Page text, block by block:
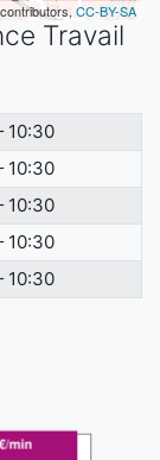
contributors, CC-BY-SA
Travail
10:30
10:30
10:30
10:30
10:30